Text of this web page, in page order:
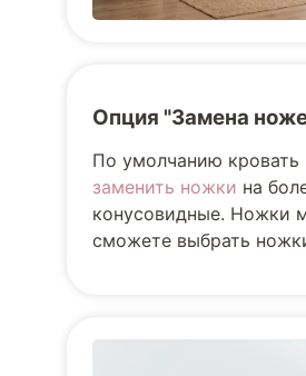
Опция "Замена
По умолчанию
заменить ножки на
конусовидные. Ножки
сможете выбрать